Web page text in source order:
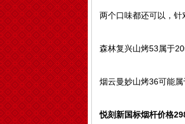
两个口味都还可以，针
森林复兴山烤53属于
烟云曼妙山烤36可能属
悦刻新国标烟杆价格